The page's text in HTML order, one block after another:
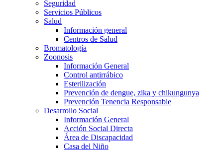
Seguridad
Servicios Públicos
Salud
Información general
Centros de Salud
Bromatología
Zoonosis
Información General
Control antirrábico
Esterilización
Prevención de dengue, zika y chikungunya
Prevención Tenencia Responsable
Desarrollo Social
Información General
Acción Social Directa
Área de Discapacidad
Casa del Niño